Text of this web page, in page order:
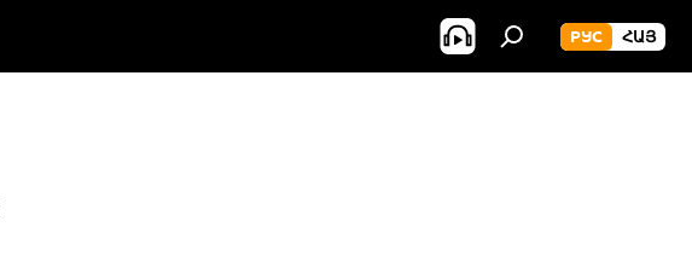
РУС ՀԱՅ